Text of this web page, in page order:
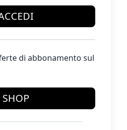
di abbonamento sul
SHOP